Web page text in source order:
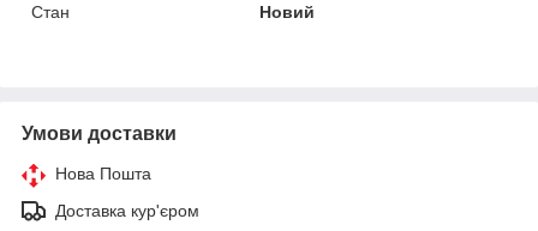
Стан
Новий
Умови доставки
Нова Пошта
Доставка кур'єром